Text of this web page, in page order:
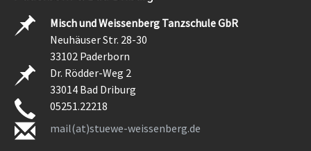
Misch und Weissenberg Tanzschule GbR
Neuhäuser Str. 28-30
33102 Paderborn
Dr. Rödder-Weg 2
33014 Bad Driburg
05251.22218
mail(at)stuewe-weissenberg.de